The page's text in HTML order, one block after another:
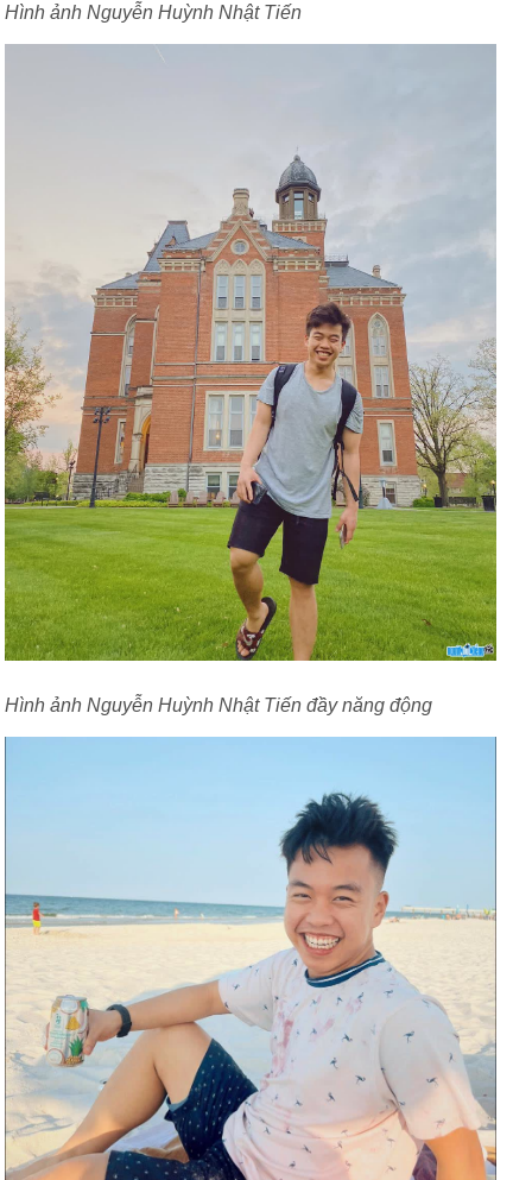
Hình ảnh Nguyễn Huỳnh Nhật Tiến
Hình ảnh Nguyễn Huỳnh Nhật Tiến đầy năng động